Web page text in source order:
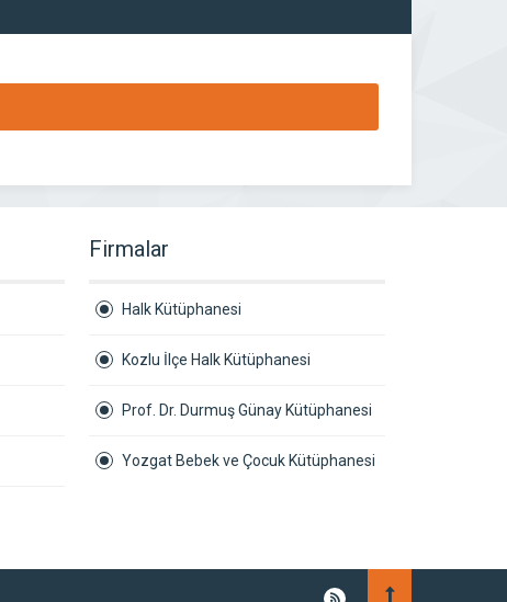
Firmalar
Halk Kütüphanesi
Kozlu İlçe Halk Kütüphanesi
Prof. Dr. Durmuş Günay Kütüphanesi
Yozgat Bebek ve Çocuk Kütüphanesi